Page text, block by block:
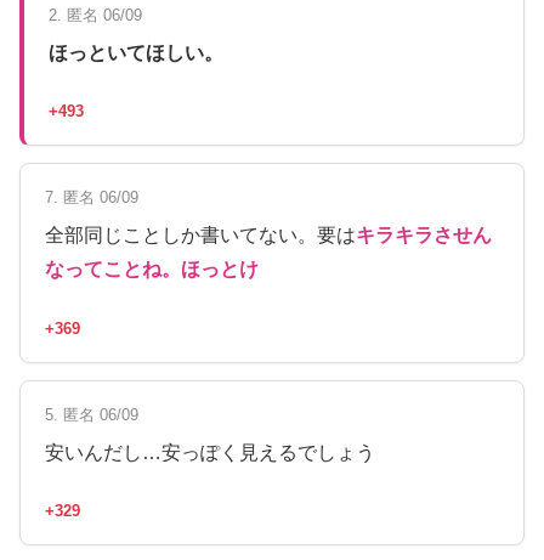
2. 匿名 06/09
ほっといてほしい。
+493
7. 匿名 06/09
全部同じことしか書いてない。要はキラキラさせん
なってことね。ほっとけ
+369
5. 匿名 06/09
安いんだし…安っぽく見えるでしょう
+329